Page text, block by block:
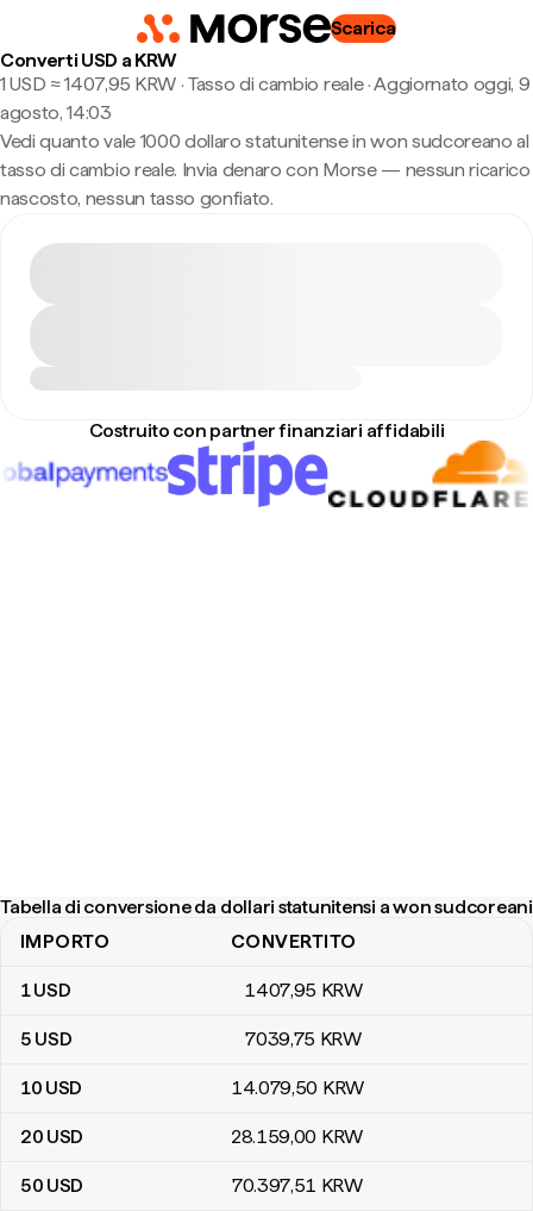
Scarica
Converti USD a KRW
1 USD ≈ 1407,95 KRW · Tasso di cambio reale·Aggiornato oggi, 9
agosto, 14:03
Vedi quanto vale 1000 dollaro statunitense in won sudcoreano al
tasso di cambio reale. Invia denaro con Morse — nessun ricarico
nascosto, nessun tasso gonfiato.
Costruito con partner finanziari affidabili
Tabella di conversione da dollari statunitensi a won sudcoreani
Tabella di conversione da dollari statunitensi a won sudcoreani
IMPORTO CONVERTITO
1USD 1407,95 KRW
5 USD 7039,75 KRW
10 USD 14.079,50 KRW
20 USD 28.159,00 KRW
50 USD 70.397,51 KRW